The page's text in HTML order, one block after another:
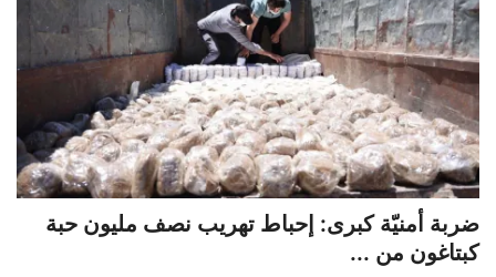
ضربة أمنيّة كبرى: إحباط تهريب نصف مليون حبة
كبتاغون من ...